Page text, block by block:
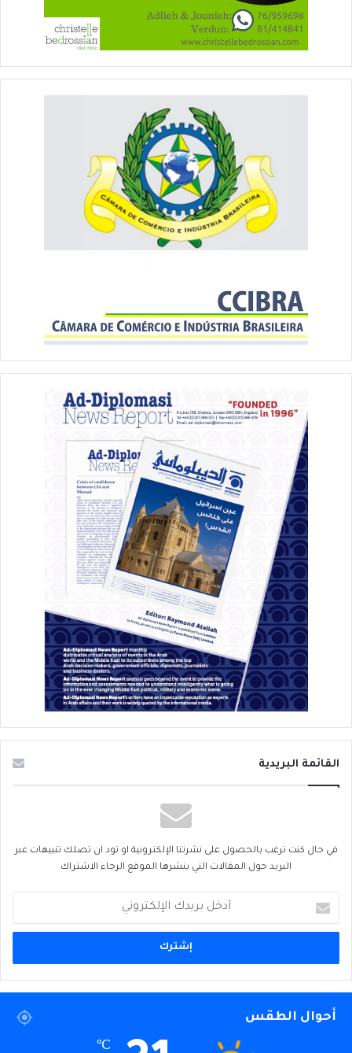
القائمة البريدية
في حال كنت ترغب بالحصول على نشرتنا الإلكترونية او تود ان تصلك تنبيهات عبر
البريد حول المقالات التي ينشرها الموقع الرجاء الاشتراك
بريدك
الإلكتروني
أحوال الطقس
℃